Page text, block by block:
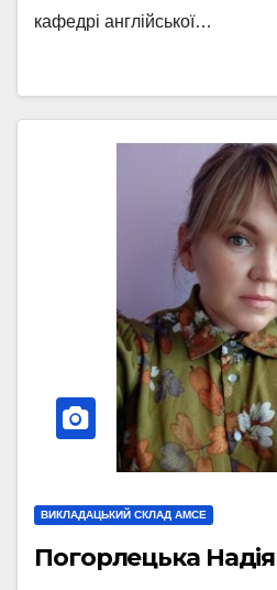
кафедрі англійської…
ВИКЛАДАЦЬКИЙ СКЛАД АМСЕ
Погорлецька Надія